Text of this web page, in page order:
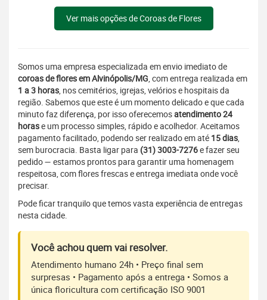
Ver mais opções de Coroas de Flores
Somos uma empresa especializada em envio imediato de
coroas de flores em Alvinópolis/MG, com entrega realizada em
1 a 3 horas, nos cemitérios, igrejas, velórios e hospitais da
região. Sabemos que este é um momento delicado e que cada
minuto faz diferença, por isso oferecemosatendimento 24
horase um processo simples, rápido e acolhedor. Aceitamos
pagamento facilitado, podendo ser realizado em até 15 dias,
sem burocracia. Basta ligar para (31) 3003-7276e fazer seu
pedido — estamos prontos para garantir uma homenagem
respeitosa, com flores frescas e entrega imediata onde você
precisar.
Pode ficar tranquilo que temos vasta experiência de entregas
nesta cidade.
Você achou quem vai resolver.
Atendimento humano 24h • Preço final sem
surpresas • Pagamento após a entrega • Somos a
única floricultura com certificação ISO 9001